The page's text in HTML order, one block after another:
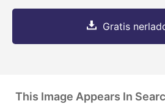
Gratis
This Image Appears In